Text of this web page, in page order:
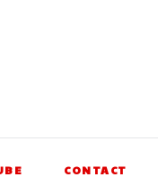
CONTACT